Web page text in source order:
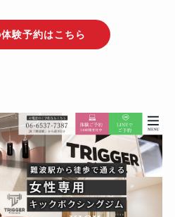
験予約はこちら